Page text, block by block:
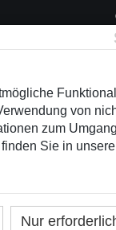
von
zum
Sie in
Nur
2D